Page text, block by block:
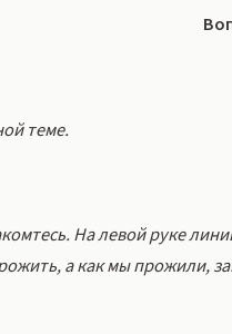
теме.
На левой руке
а как мы прожили,